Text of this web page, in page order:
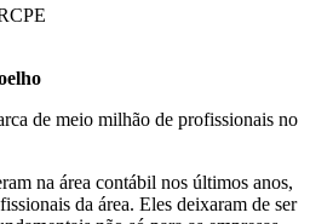
de meio milhão de profissionais no
na área contábil nos últimos anos,
da área. Eles deixaram de ser